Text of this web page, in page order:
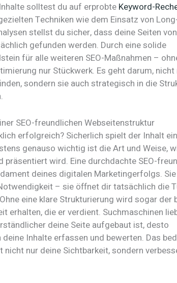
solltest du auf erprobteKeyword-
Techniken wie dem Einsatz von
stellst du sicher, dass deine Seiten von
gefunden werden. Durch eine solide
für alle weiteren SEO-Maßnahmen –
nur Stückwerk. Es geht darum, nicht
sondern sie auch strategisch in die
SEO-freundlichen Webseitenstruktur
erfolgreich? Sicherlich spielt der Inhalt
genauso wichtig ist die Art und Weise,
wird. Eine durchdachte SEO-
deines digitalen Marketingerfolgs.
– sie öffnet dir tatsächlich die
eine klare Strukturierung wird sogar der
erhalten, die er verdient. Suchmaschinen
deine Seite aufgebaut ist, desto
Inhalte erfassen und bewerten. Das
nur deine Sichtbarkeit, sondern